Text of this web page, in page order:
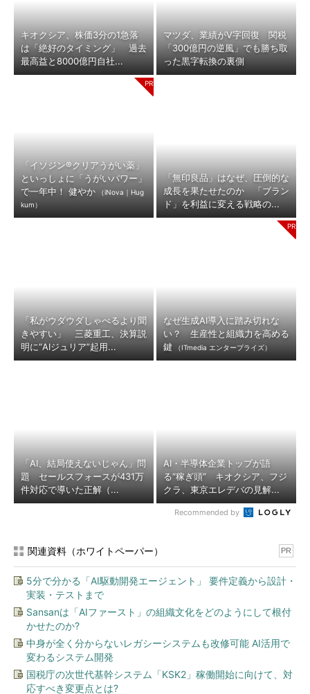
キオクシア、株価3分の1急落
は「絶好のタイミング」 過去
最高益と8000億円自社...
マツダ、業績がV字回復 関税
「300億円の逆風」でも勝ち取
った黒字転換の裏側
「イソジン®クリアうがい薬」
といっしょに「うがいパワー」
で一年中！ 健やか
（iNova｜Hug
kum）
「無印良品」はなぜ、圧倒的な
成長を果たせたのか 「ブラン
ド」を利益に変える戦略の...
「私がウダウダしゃべるより聞
きやすい」 三菱重工、決算説
明に“AIジュリア”起用...
なぜ生成AI導入に踏み切れな
い？ 生産性と組織力を高める
鍵
（ITmedia エンタープライズ）
「AI、結局使えないじゃん」問
題 セールスフォースが431万
件対応で導いた正解（...
AI・半導体企業トップが語
る“稼ぎ頭” キオクシア、フジ
クラ、東京エレデバの見解...
Recommended by
関連資料（ホワイトペーパー） PR
5分で分かる「AI駆動開発エージェント」 要件定義から設計・
実装・テストまで
Sansanは「AIファースト」の組織文化をどのようにして根付
かせたのか?
中身が全く分からないレガシーシステムも改修可能 AI活用で
変わるシステム開発
国税庁の次世代基幹システム「KSK2」稼働開始に向けて、対
応すべき変更点とは?